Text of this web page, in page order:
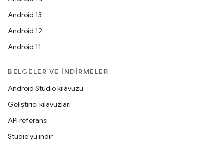
Android 13
Android 12
Android 11
BELGELER VE İNDIRMELER
Android Studio kılavuzu
Geliştirici kılavuzları
API referansı
Studio'yu indir